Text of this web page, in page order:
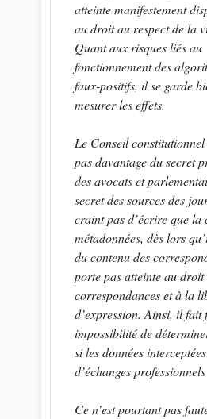
atteinte manifestement
au droit au respect de la
Quant aux risques liés au
fonctionnement des
faux-positifs, il se garde
mesurer les effets.
Le Conseil constitutionnel
pas davantage du secret
des avocats et
secret des sources des
craint pas d’écrire que la
métadonnées, dès lors
du contenu des
porte pas atteinte au droit
correspondances et à la
d’expression. Ainsi, il fait
impossibilité de
si les données
d’échanges
Ce n’est pourtant pas